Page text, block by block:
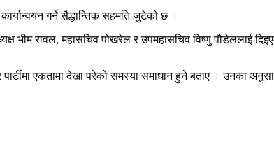
गर्ने सैद्धान्तिक सहमति जुटेको छ ।
भीम रावल, महासचिव पोखरेल र उपमहासचिव विष्णु पौडेललाई
एकतामा देखा परेको समस्या समाधान हुने बताए । उनका